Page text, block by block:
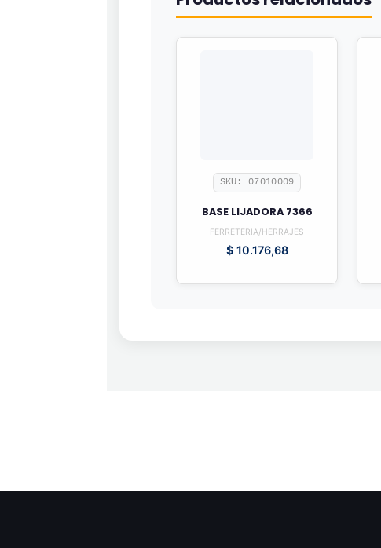
SKU: 07010009
BASE LIJADORA 7366
FERRETERIA/HERRAJES
$10.176,68